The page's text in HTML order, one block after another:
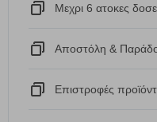
Μεχρι 6 ατοκες
Αποστόλη &
Eπιστροφές